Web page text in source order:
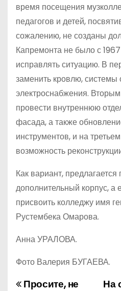
время посещения
педагогов и детей,
сожалению, не созданы
Капремонта не было с
исправлять ситуацию. В
заменить кровлю, системы
электроснабжения.
провести внутреннюю
фасада, а также
инструментов, и на
возможность
Как вариант, предлагается
дополнительный корпус, а
присвоить колледжу имя
Рустембека Омарова.
Анна УРАЛОВА.
Фото Валерия БУГАЕВА.
На
Просите, не